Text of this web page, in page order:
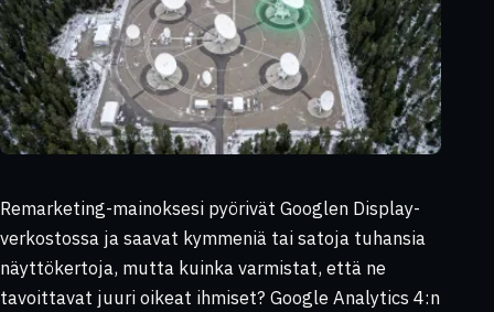
Remarketing-mainoksesi pyörivät Googlen Display-
verkostossa ja saavat kymmeniä tai satoja tuhansia
näyttökertoja, mutta kuinka varmistat, että ne
tavoittavat juuri oikeat ihmiset? Google Analytics 4:n